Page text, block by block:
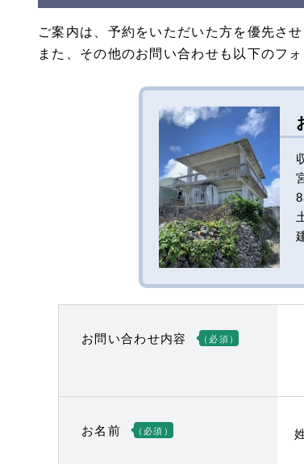
ご案内は、予約をいただいた方を優先させ
また、その他のお問い合わせも以下のフ
お問い合わせ内容 （必須）
お名前 （必須）